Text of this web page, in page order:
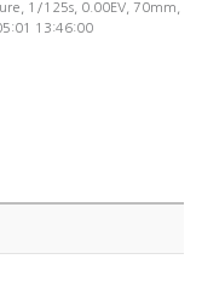
1/125s, 0.00EV, 70mm,
13:46:00